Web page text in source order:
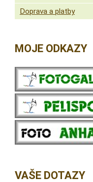
Doprava a platby
MOJE ODKAZY
VAŠE DOTAZY